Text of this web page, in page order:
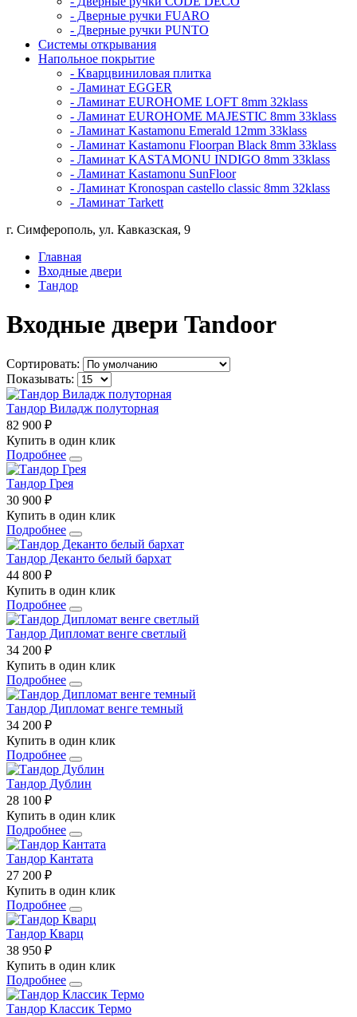
- Дверные ручки FUARO
- Дверные ручки PUNTO
Системы открывания
Напольное покрытие
- Кварцвиниловая плитка
- Ламинат EGGER
- Ламинат EUROHOME LOFT 8mm 32klass
- Ламинат EUROHOME MAJESTIC 8mm 33klass
- Ламинат Kastamonu Emerald 12mm 33klass
- Ламинат Kastamonu Floorpan Black 8mm 33klass
- Ламинат KASTAMONU INDIGO 8mm 33klass
- Ламинат Kastamonu SunFloor
- Ламинат Kronospan castello classic 8mm 32klass
- Ламинат Tarkett
г. Симферополь, ул. Кавказская, 9
Главная
Входные двери
Тандор
Входные двери Tandoor
Сортировать:
Показывать:
Тандор Виладж полуторная
82 900 ₽
Купить в один клик
Подробнее
Тандор Грея
30 900 ₽
Купить в один клик
Подробнее
Тандор Деканто белый бархат
44 800 ₽
Купить в один клик
Подробнее
Тандор Дипломат венге светлый
34 200 ₽
Купить в один клик
Подробнее
Тандор Дипломат венге темный
34 200 ₽
Купить в один клик
Подробнее
Тандор Дублин
28 100 ₽
Купить в один клик
Подробнее
Тандор Кантата
27 200 ₽
Купить в один клик
Подробнее
Тандор Кварц
38 950 ₽
Купить в один клик
Подробнее
Тандор Классик Термо